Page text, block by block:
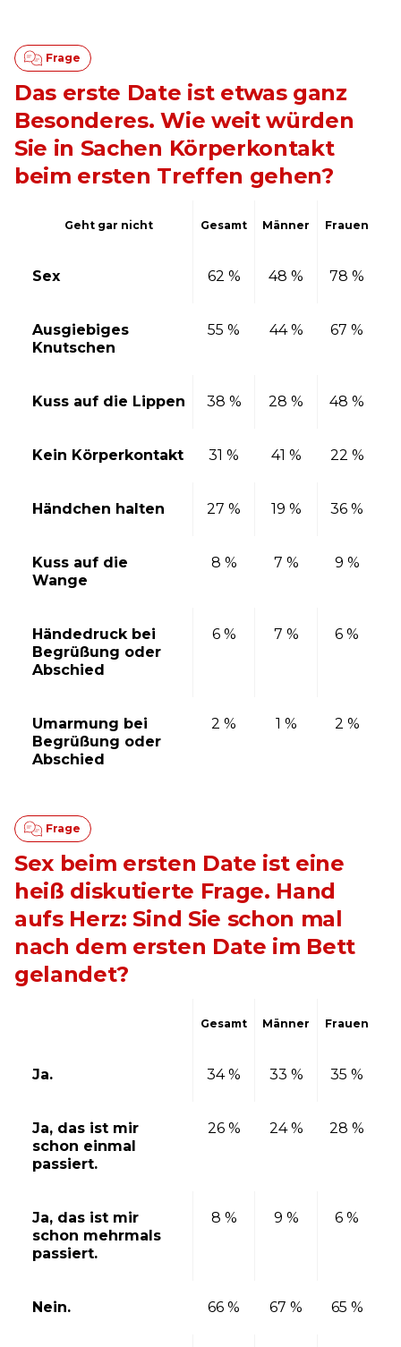
Das erste Date ist etwas ganz
Besonderes. Wie weit würden
Sie in Sachen Körperkontakt
beim ersten Treffen gehen?
Geht gar nicht Gesamt Männer Frauen
Sex 62 % 48 % 78 %
Ausgiebiges
Knutschen
55 % 44 % 67 %
Kuss auf die Lippen 38 % 28 % 48 %
Kein Körperkontakt 31 % 41 % 22 %
Händchen halten 27 % 19 % 36 %
Kuss auf die
Wange
8 % 7 % 9 %
Händedruck bei
Begrüßung oder
Abschied
6 % 7 % 6 %
Umarmung bei
Begrüßung oder
Abschied
2 % 1 % 2 %
Sex beim ersten Date ist eine
heiß diskutierte Frage. Hand
aufs Herz: Sind Sie schon mal
nach dem ersten Date im Bett
gelandet?
Gesamt Männer Frauen
Ja. 34 % 33 % 35 %
Ja, das ist mir
schon einmal
passiert.
26 % 24 % 28 %
Ja, das ist mir
schon mehrmals
passiert.
8 % 9 % 6 %
Nein. 66 % 67 % 65 %